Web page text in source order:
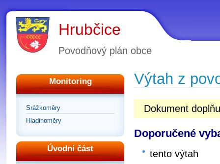
Hrubčice
Povodňový plán obce
Monitoring
Srážkoměry
Hladinoměry
Úvodní část
Výtah z
Dokument
Doporučené
tento výtah